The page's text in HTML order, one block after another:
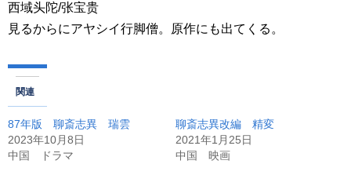
西域头陀/张宝贵
見るからにアヤシイ行脚僧。原作にも出てくる。
関連
87年版 聊斎志異 瑞雲
2023年10月8日
中国 ドラマ
聊斎志異改編 精変
2021年1月25日
中国 映画